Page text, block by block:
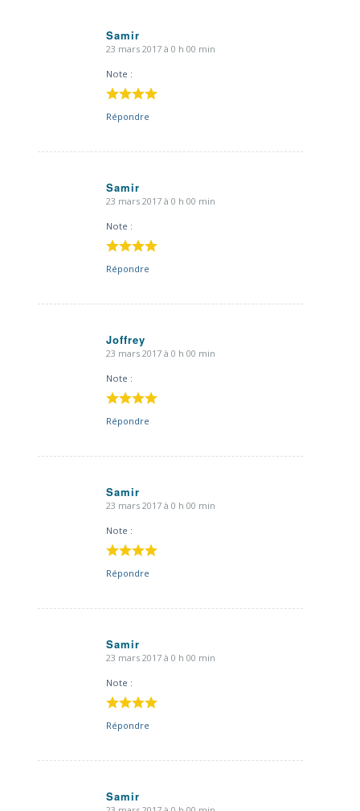
Samir
dit
23 mars 2017 à 0 h 00 min
Note :
Répondre
Samir
dit
23 mars 2017 à 0 h 00 min
Note :
Répondre
Joffrey
dit
23 mars 2017 à 0 h 00 min
Note :
Répondre
Samir
dit
23 mars 2017 à 0 h 00 min
Note :
Répondre
Samir
dit
23 mars 2017 à 0 h 00 min
Note :
Répondre
Samir